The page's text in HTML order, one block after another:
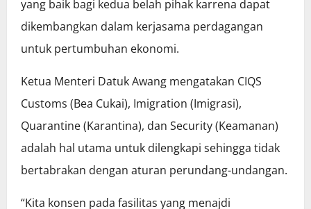
yang baik bagi kedua belah pihak karrena dapat
dikembangkan dalam kerjasama perdagangan
untuk pertumbuhan ekonomi.
Ketua Menteri Datuk Awang mengatakan CIQS
Customs (Bea Cukai), Imigration (Imigrasi),
Quarantine (Karantina), dan Security (Keamanan)
adalah hal utama untuk dilengkapi sehingga tidak
bertabrakan dengan aturan perundang-undangan.
“Kita konsen pada fasilitas yang menajdi